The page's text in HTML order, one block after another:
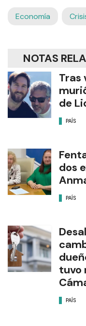
Economía
NOTAS
Tras
de
PAÍS
dos
PAÍS
tuvo
PAÍS